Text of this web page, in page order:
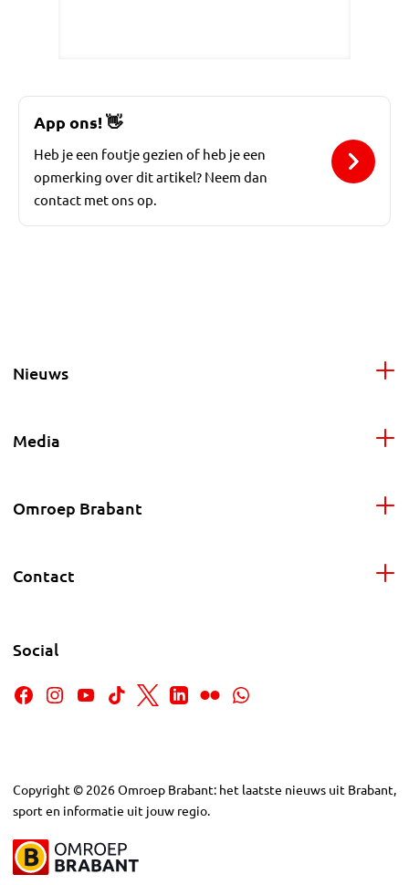
App ons!👋
Heb je een foutje gezien of heb je een
opmerking over dit artikel? Neem dan
contact met ons op.
Nieuws
Media
Omroep Brabant
Contact
Social
Copyright © 2026Omroep Brabant: het laatste nieuws uit Brabant,
sport en informatie uit jouw regio.